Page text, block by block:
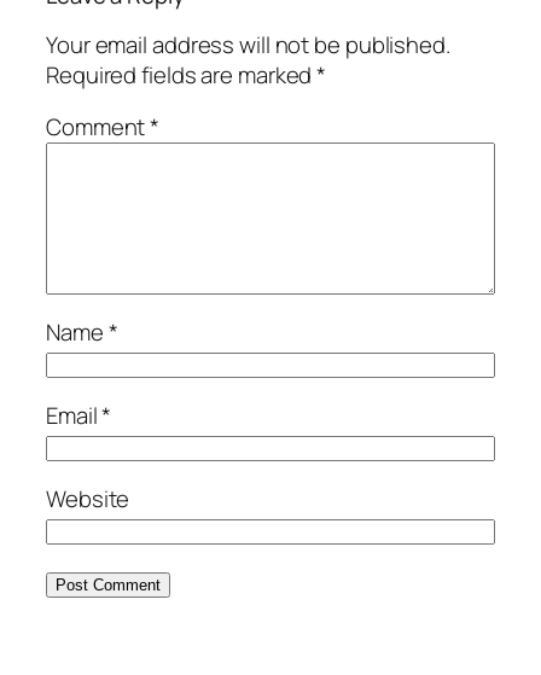
Your email address will not be published.
Required fields are marked*
Comment*
Name*
Email*
Website